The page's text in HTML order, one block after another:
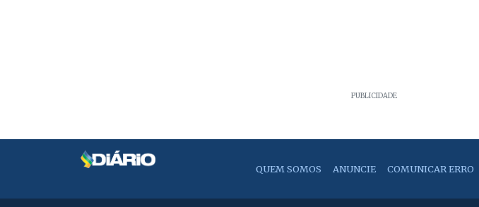
PUBLICIDADE
QUEM SOMOS ANUNCIE COMUNICAR ERRO